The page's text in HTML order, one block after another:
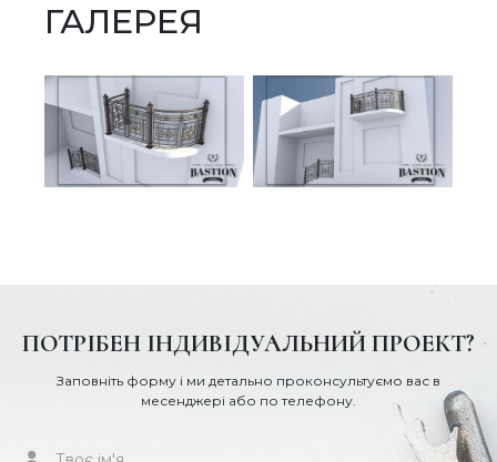
ГАЛЕРЕЯ
ПОТРІБЕН ІНДИВІДУАЛЬНИЙ ПРОЕКТ?
Заповніть форму і ми детально проконсультуємо вас в
месенджері або по телефону.